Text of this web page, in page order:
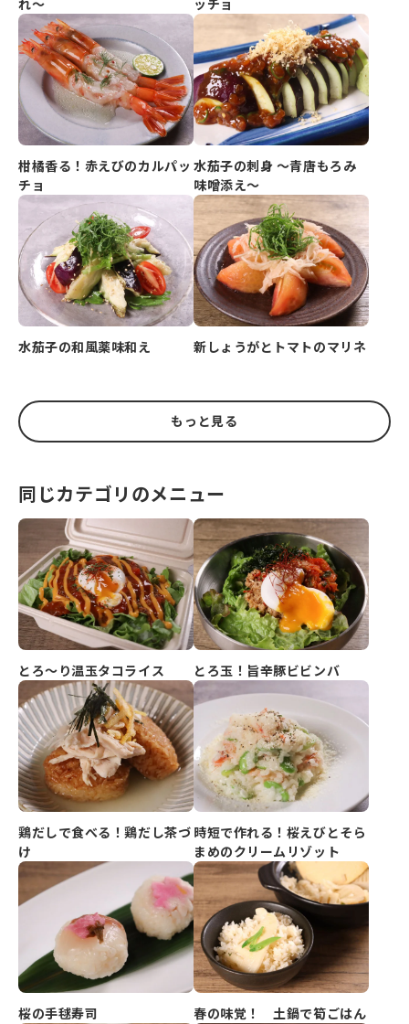
柑橘香る！赤えびのカルパッ
チョ
水茄子の刺身 ～青唐もろみ
味噌添え～
水茄子の和風薬味和え 新しょうがとトマトのマリネ
もっと見る
同じカテゴリのメニュー
とろ～り温玉タコライス とろ玉！旨辛豚ビビンバ
鶏だしで食べる！鶏だし茶づ
け
時短で作れる！桜えびとそら
まめのクリームリゾット
桜の手毬寿司 春の味覚！ 土鍋で筍ごはん